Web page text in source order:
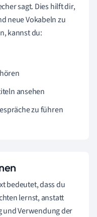
sagt. Dies hilft dir,
neue Vokabeln zu
kannst du:
ansehen
zu führen
bedeutet, dass du
lernst, anstatt
und Verwendung der